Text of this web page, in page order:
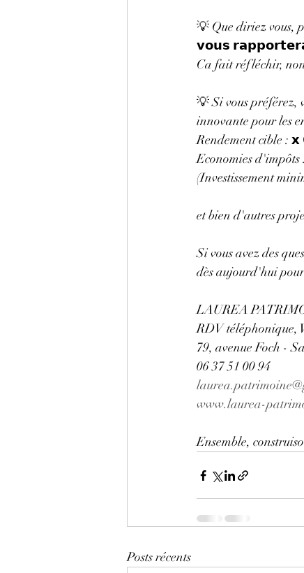
💡 Que diriez
𝘃𝗼𝘂𝘀
Ca fait réfléchir,
💡 Si vous préférez,
innovante pour les
Rendement cible :
Economies
(Investissement
et bien d'autres
Si vous avez des
dès aujourd'hui
LAUREA
RDV téléphonique,
79, avenue Foch -
06 37 51 00 94
www.laurea-
Ensemble,
Posts récents